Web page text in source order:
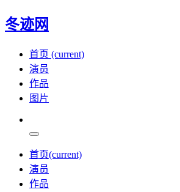
冬迹网
首页 (current)
演员
作品
图片
首页(current)
演员
作品